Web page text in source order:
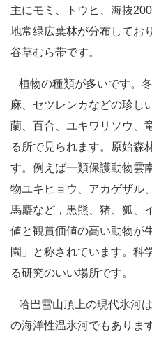
主にモミ、トウヒ、海抜
地常緑広葉林が分布してお
谷草むら帯です。
植物の種類が多いです。
麻、セツレンカなどの珍し
蘭、百合、ユキワリソウ、
る所で見られます。原始森
す。例えば一類保護動物雲
物ユキヒョウ、アカゲザル
馬麝など，黒熊、猪、狐、
値と観賞価値の高い動物が
園」と称されています。科
る研究のいい場所です。
哈巴雪山頂上の現代氷河
の海洋性温氷河でもありま